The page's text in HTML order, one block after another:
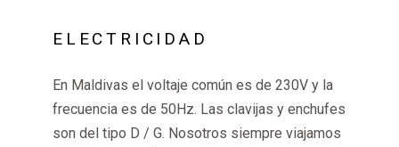
ELECTRICIDAD
En Maldivas el voltaje común es de 230V y la
frecuencia es de 50Hz. Las clavijas y enchufes
son del tipo D / G. Nosotros siempre viajamos